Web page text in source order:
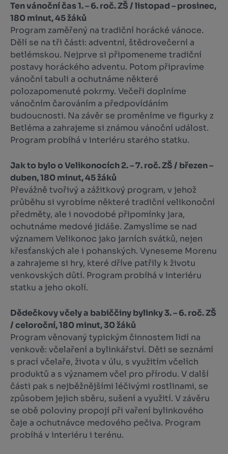
Ten vánoční čas 1. – 6. roč. ZŠ / listopad – prosinec,
180 minut, 45 žáků
Program zaměřený na tradiční horácké vánoce.
Dělí se na tři části: adventní, štědrovečerní a
betlém­skou. Nejprve si připomeneme tradiční
postavy horáckého adventu. Potom připravíme
vánoční tabuli a ochutnáme některé
polozapomenuté pokrmy. Večeři doplníme
vánočním čarováním a předpovídá­ním
budoucnosti. Na závěr se proměníme ve figurky z
Betléma a zahrajeme si známou vánoční udá­lost.
Program probíhá v interiéru starého statku.
Jak to bylo o Velikonocích 2. – 7. roč. ZŠ / březen –
duben, 180 minut, 45 žáků
Převážně tvořivý a zážitkový program, v jehož
průběhu si vyrobíme některé tradiční velikonoční
před­měty, ale i novodobé připomínky jara,
ochutnáme medové jidáše. Zamyslíme se nad
významem Veli­konoc jako jarních svátků, nejen
křesťanských ale i pohanských. Vyneseme Morenu
a zahrajeme si hry, které dříve patřily k životu
venkovských důtí. Program probíhá v interiéru
statku a jeho okolí.
Dědečkovy včely a babiččiny bylinky 3. – 6. roč. ZŠ
/ celoroční, 180 minut, 30 žáků
Program věnovaný typickým činnostem lidí na
venkově: včelaření a bylinkářství. Děti se seznámí
s pra­cí včelaře, života v úlu, s využitím včelích
produktů a s významem včel pro přírodu. V další
části pak s nejběžnějšími léčivými rostlinami, se
způsobem jejich sběru, sušení a využití. V závěru
se obě polo­viny propojí při vaření bylinkového
čaje a ochutnávce medového pečiva. Program
probíhá v interiéru i terénu.